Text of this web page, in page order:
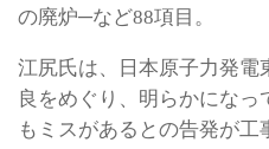
の廃炉─など88項目。
江尻氏は、日本原子力発電
良をめぐり、明らかにな
もミスがあるとの告発が